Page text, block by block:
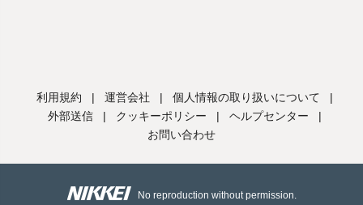
利用規約 | 運営会社 | 個人情報の取り扱いについて
|
外部送信
| クッキーポリシー | ヘルプセンター
|
お問い合わせ
No reproduction without permission.